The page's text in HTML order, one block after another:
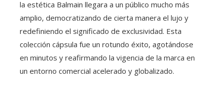
la estética Balmain llegara a un público mucho más
amplio, democratizando de cierta manera el lujo y
redefiniendo el significado de exclusividad. Esta
colección cápsula fue un rotundo éxito, agotándose
en minutos y reafirmando la vigencia de la marca en
un entorno comercial acelerado y globalizado.